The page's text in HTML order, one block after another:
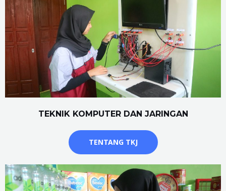
TEKNIK KOMPUTER DAN JARINGAN
TENTANG TKJ